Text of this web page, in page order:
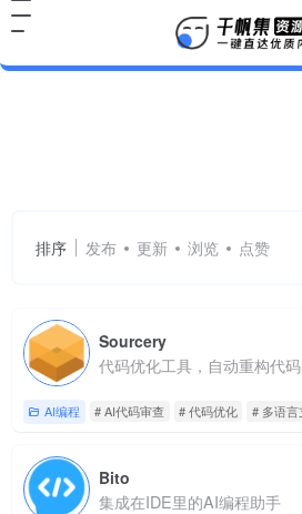
排序 发布 更新 浏览 点赞
Sourcery
代码优化工具，自动重构代
AI编程 # AI代码审查 # 代码优化 # 多语言
Bito
集成在IDE里的AI编程助手